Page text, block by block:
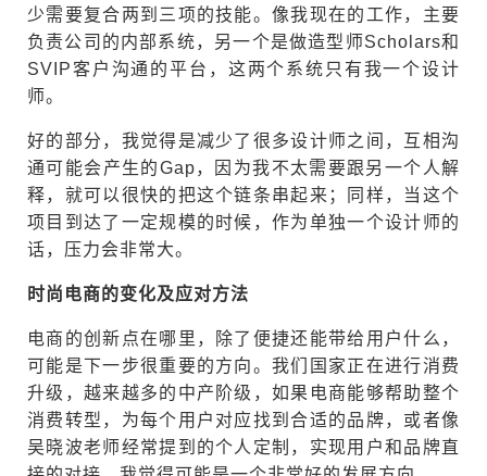
少需要复合两到三项的技能。像我现在的工作，主要
负责公司的内部系统，另一个是做造型师Scholars和
SVIP客户沟通的平台，这两个系统只有我一个设计
师。
好的部分，我觉得是减少了很多设计师之间，互相沟
通可能会产生的Gap，因为我不太需要跟另一个人解
释，就可以很快的把这个链条串起来；同样，当这个
项目到达了一定规模的时候，作为单独一个设计师的
话，压力会非常大。
时尚电商的变化及应对方法
电商的创新点在哪里，除了便捷还能带给用户什么，
可能是下一步很重要的方向。我们国家正在进行消费
升级，越来越多的中产阶级，如果电商能够帮助整个
消费转型，为每个用户对应找到合适的品牌，或者像
吴晓波老师经常提到的个人定制，实现用户和品牌直